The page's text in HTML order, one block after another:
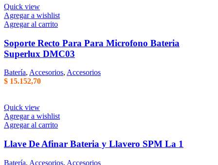
Quick view
Agregar a wishlist
Agregar al carrito
Soporte Recto Para Para Microfono Bateria
Superlux DMC03
Batería, Accesorios, Accesorios
$ 15.152,70
Quick view
Agregar a wishlist
Agregar al carrito
Llave De Afinar Bateria y Llavero SPM La 1
Batería, Accesorios, Accesorios